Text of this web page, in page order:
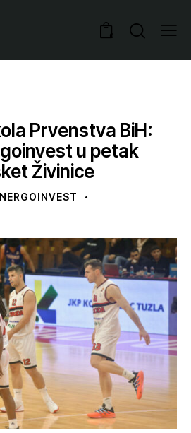
0
Prvenstva BiH:
u petak
Živinice